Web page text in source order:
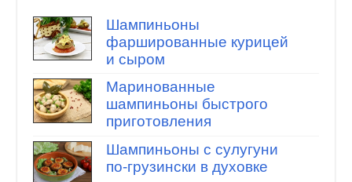
Шампиньоны
фаршированные курицей
и сыром
Маринованные
шампиньоны быстрого
приготовления
Шампиньоны с сулугуни
по-грузински в духовке